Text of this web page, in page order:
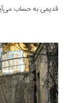
قدیمی به حساب